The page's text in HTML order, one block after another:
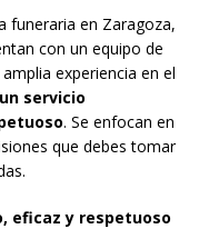
funeraria en Zaragoza,
con un equipo de
experiencia en el
un servicio
. Se enfocan en
que debes tomar
eficaz y respetuoso